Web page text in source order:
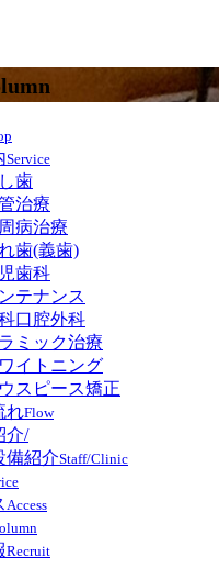
Service
歯
治療
病治療
歯(義歯)
歯科
テナンス
口腔外科
ミック治療
イトニング
スピース矯正
れFlow
介/
備紹介Staff/Clinic
Access
Recruit